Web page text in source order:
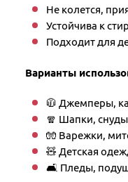
Не колется,
Устойчива к
Подходит для
Варианты
🧥 Джемперы,
🧣 Шапки,
🧤 Варежки,
🧸 Детская
🛋 Пледы,